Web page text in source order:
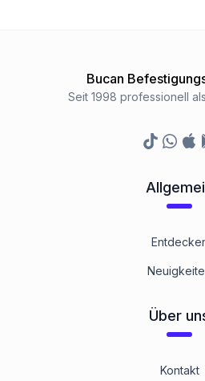
Bucan
Seit 1998 professionell
TikTok
Über
Kontakt